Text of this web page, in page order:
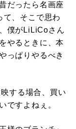
だったら名画座
て、そこで思わ
僕がLiLiCoさん
やるときに、本
っぱりやるべき
する場合、買い
ですよねぇ。